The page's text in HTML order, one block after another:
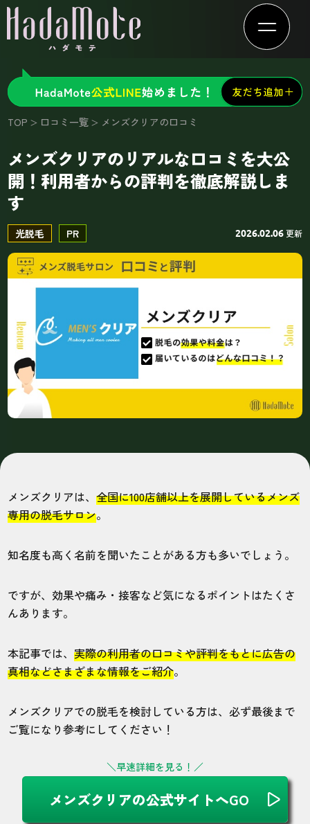
TOP 口コミ一覧 メンズクリアの口コミ
メンズクリアのリアルな口コミを大公
開！利用者からの評判を徹底解説しま
す
光脱毛 PR 2026.02.06更新
メンズクリアは、全国に100店舗以上を展開しているメンズ
専用の脱毛サロン。
知名度も高く名前を聞いたことがある方も多いでしょう。
ですが、効果や痛み・接客など気になるポイントはたくさ
んあります。
本記事では、実際の利用者の口コミや評判をもとに広告の
真相などさまざまな情報をご紹介。
メンズクリアでの脱毛を検討している方は、必ず最後まで
ご覧になり参考にしてください！
＼早速詳細を見る！／
メンズクリアの公式サイトへGO